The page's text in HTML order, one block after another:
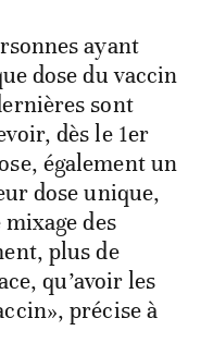
ayant
dose du vaccin
sont
dès le 1er
également un
dose unique,
des
plus de
qu’avoir les
précise à